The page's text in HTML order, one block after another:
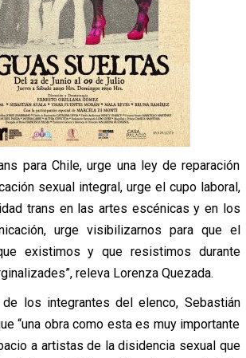
para Chile, urge una ley de reparación
sexual integral, urge el cupo laboral,
trans en las artes escénicas y en los
urge visibilizarnos para que el
existimos y que resistimos durante
releva Lorenza Quezada.
los integrantes del elenco, Sebastián
“una obra como esta es muy importante
a artistas de la disidencia sexual que